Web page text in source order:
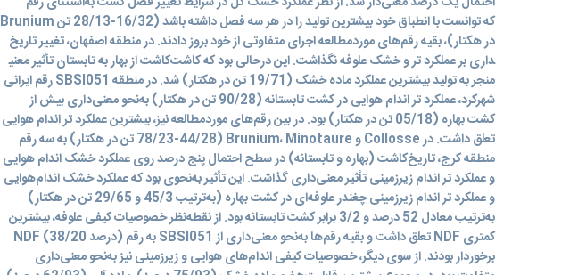
Brunium که توانست با انطباق خود بیشترین تولید را در هر سه فصل داشته باشد (16/32-28/13 تن
در هکتار)، بقیه رقم‌های موردمطالعه اجرای متفاوتی از خود بروز دادند. در منطقه اصفهان، تغییر تاریخ
کاشت از بهار به تابستان تأثیر معنی‎داری بر عملکرد تر و خشک علوفه نگذاشت. این درحالی بود که کاشت
رقم ایرانی SBSI051 منجر به تولید بیشترین عملکرد ماده خشک (19/71 تن در هکتار) شد. در منطقه
شهرکرد، عملکرد تر اندام هوایی در کشت تابستانه (90/28 تن در هکتار) به‌نحو معنی‌داری بیش از
کشت بهاره (05/18 تن در هکتار) بود. در بین رقم‌های موردمطالعه نیز، بیشترین عملکرد تر اندام هوایی
(44/28-78/23 تن در هکتار) به سه رقم Brunium، Minotaure و Collosse تعلق داشت. در
منطقه کرج، تاریخ‌کاشت (بهاره و تابستانه) در سطح احتمال پنج درصد روی عملکرد خشک اندام هوایی
و عملکرد تر اندام زیرزمینی تأثیر معنی‌داری گذاشت. این تأثیر به‌نحوی بود که عملکرد خشک اندام‌هوایی
و عملکرد تر اندام زیرزمینی چغندر علوفه‌ای در کشت بهاره (به‌ترتیب 45/3 و 29/65 تن در هکتار)
به‌ترتیب معادل 52 درصد و 3/2 برابر کشت تابستانه بود. از نقطه‌نظر خصوصیات کیفی علوفه، بیشترین
NDF (38/20 درصد) به رقم SBSI051 تعلق داشت و بقیه رقم‌ها به‌نحو معنی‌داری از NDF کمتری
برخوردار بودند. از سوی دیگر، خصوصیات کیفی اندام‌های هوایی و زیرزمینی نیز به‌نحو معنی‌داری